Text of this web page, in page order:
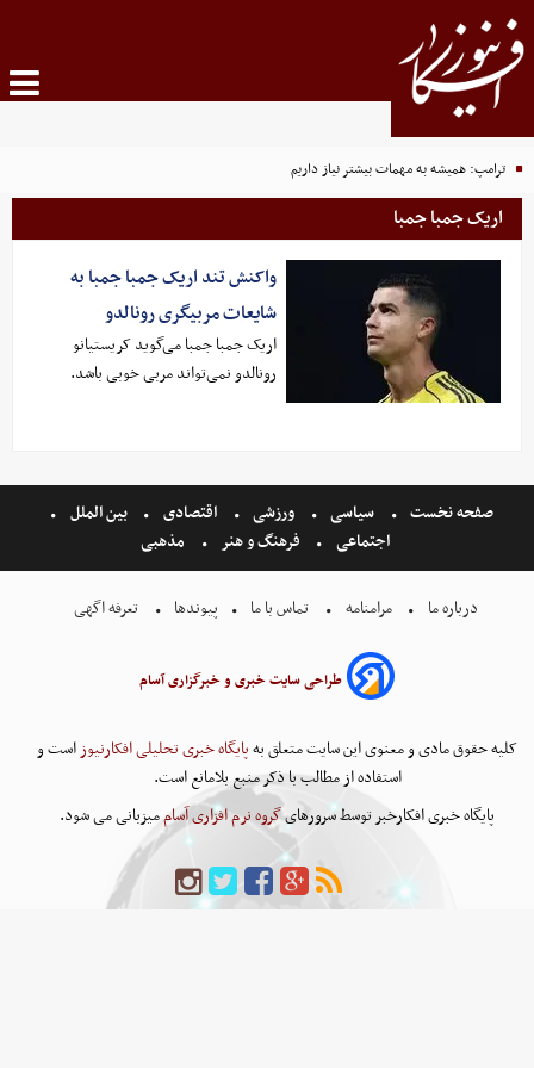
ترامپ: همیشه به مهمات بیشتر نیاز داریم
اریک جمبا جمبا
واکنش تند اریک جمبا جمبا به
شایعات مربیگری رونالدو
اریک جمبا جمبا می‌گوید کریستیانو
رونالدو نمی‌تواند مربی خوبی باشد.
صفحه نخست سیاسی ورزشی اقتصادی
بین الملل
اجتماعی
فرهنگ و هنر مذهبی
درباره ما مرامنامه تماس با ما پیوندها تعرفه اگهی
طراحی سایت خبری و خبرگزاری آسام
کلیه حقوق مادی و معنوی این سایت متعلق بهپایگاه خبری تحلیلی افکارنیوزاست و
استفاده از مطالب با ذکر منبع بلامانع است.
پایگاه خبری افکارخبر توسط سرورهایگروه نرم افزاری آساممیزبانی می شود.